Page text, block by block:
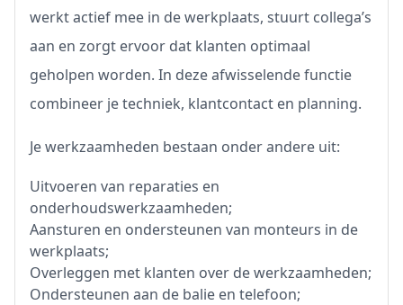
werkt actief mee in de werkplaats, stuurt collega’s
aan en zorgt ervoor dat klanten optimaal
geholpen worden. In deze afwisselende functie
combineer je techniek, klantcontact en planning.
Je werkzaamheden bestaan onder andere uit:
Uitvoeren van reparaties en
onderhoudswerkzaamheden;
Aansturen en ondersteunen van monteurs in de
werkplaats;
Overleggen met klanten over de werkzaamheden;
Ondersteunen aan de balie en telefoon;